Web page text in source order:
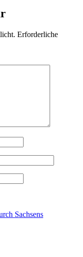
Erforderliche
Sachsens